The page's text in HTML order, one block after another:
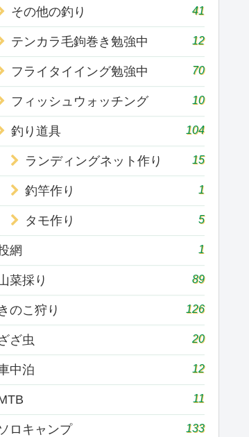
その他の釣り 41
テンカラ毛鉤巻き勉強中 12
フライタイイング勉強中 70
フィッシュウォッチング 10
釣り道具 104
ランディングネット作り 15
釣竿作り 1
タモ作り 5
網 1
菜採り 89
きのこ狩り 126
ざ虫 20
中泊 12
11
ロキャンプ 133